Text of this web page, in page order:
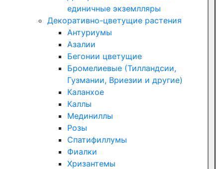
единичные экземлляры
Декоративно-цветущие растения
Антуриумы
Азалии
Бегонии цветущие
Бромелиевые (Тилландсии,
Гузмании, Вриезии и другие)
Каланхое
Каллы
Мединиллы
Розы
Спатифиллумы
Фиалки
Хризантемы